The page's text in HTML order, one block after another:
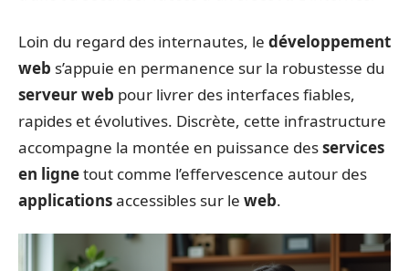
Loin du regard des internautes, le développement
web s’appuie en permanence sur la robustesse du
serveur web pour livrer des interfaces fiables,
rapides et évolutives. Discrète, cette infrastructure
accompagne la montée en puissance desservices
en lignetout comme l’effervescence autour des
applicationsaccessibles sur le web.